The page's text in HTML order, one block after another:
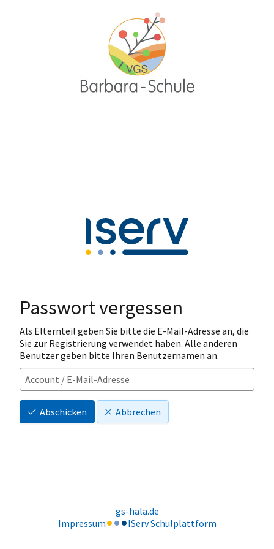
Passwort vergessen
Als Elternteil geben Sie bitte die E-Mail-Adresse an, die
Sie zur Registrierung verwendet haben. Alle anderen
Benutzer geben bitte Ihren Benutzernamen an.
Abschicken Abbrechen
gs-hala.de
Impressum
IServ Schulplattform